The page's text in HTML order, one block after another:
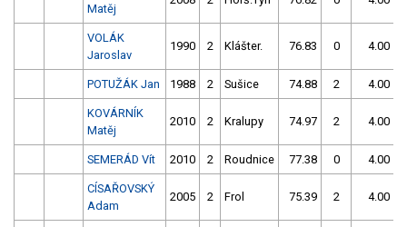
Matěj
VOLÁK
Jaroslav
1990 2 Klášter. 76.83 0 4.00
POTUŽÁK Jan 1988 2 Sušice 74.88 2 4.00
KOVÁRNÍK
Matěj
2010 2 Kralupy 74.97 2 4.00
SEMERÁD Vít 2010 2 Roudnice 77.38 0 4.00
CÍSAŘOVSKÝ
Adam
2005 2 Frol 75.39 2 4.00